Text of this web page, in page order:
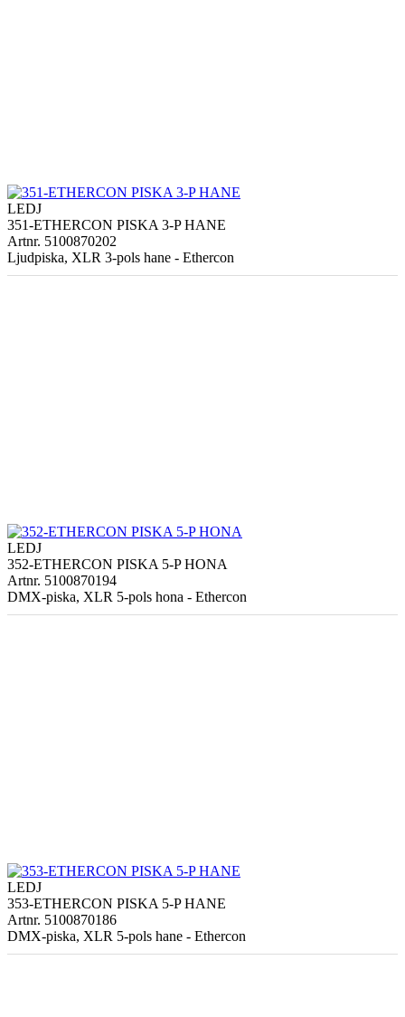
LEDJ
351-ETHERCON PISKA 3-P HANE
Artnr. 5100870202
Ljudpiska, XLR 3-pols hane - Ethercon
LEDJ
352-ETHERCON PISKA 5-P HONA
Artnr. 5100870194
DMX-piska, XLR 5-pols hona - Ethercon
LEDJ
353-ETHERCON PISKA 5-P HANE
Artnr. 5100870186
DMX-piska, XLR 5-pols hane - Ethercon